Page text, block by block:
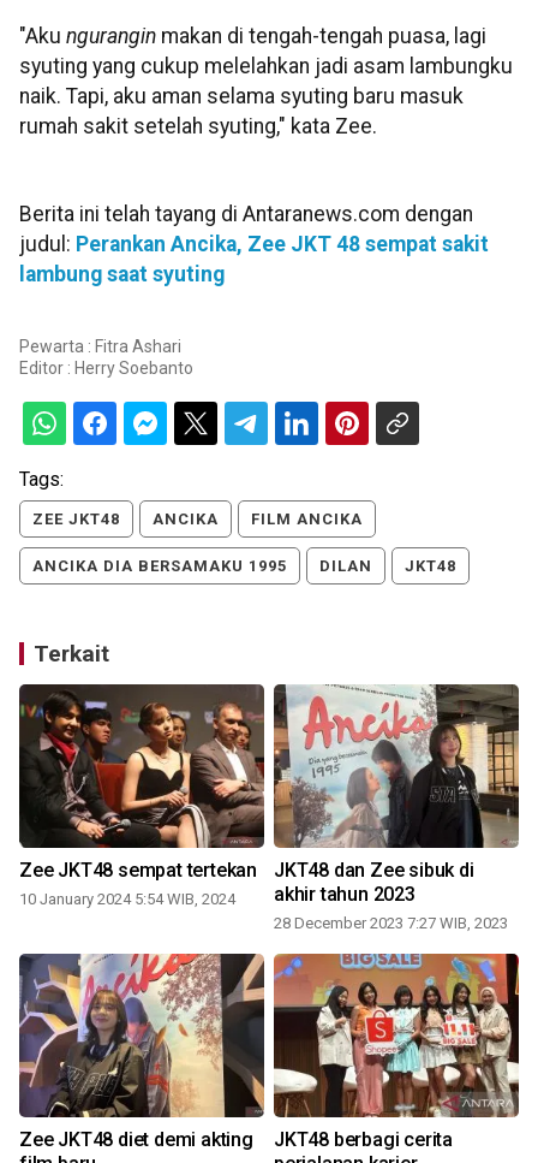
"Aku ngurangin makan di tengah-tengah puasa, lagi
syuting yang cukup melelahkan jadi asam lambungku
naik. Tapi, aku aman selama syuting baru masuk
rumah sakit setelah syuting," kata Zee.
Berita ini telah tayang di Antaranews.com dengan
judul: Perankan Ancika, Zee JKT 48 sempat sakit
lambung saat syuting
Pewarta : Fitra Ashari
Editor : Herry Soebanto
Tags:
ZEE JKT48 ANCIKA FILM ANCIKA
ANCIKA DIA BERSAMAKU 1995 DILAN JKT48
Terkait
Zee JKT48 sempat tertekan
10 January 2024 5:54 WIB, 2024
JKT48 dan Zee sibuk di
akhir tahun 2023
28 December 2023 7:27 WIB, 2023
Zee JKT48 diet demi akting
JKT48 berbagi cerita